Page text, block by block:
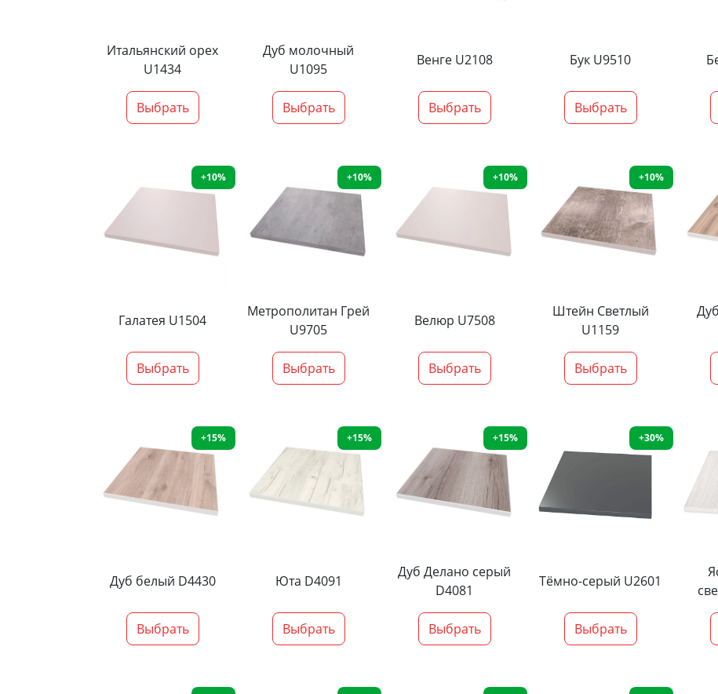
Итальянский орех
U1434
Выбрать
Дуб молочный
U1095
Выбрать
Венге U2108
Выбрать
Бук U9510
Выбрать
+10%
Галатея U1504
Выбрать
+10%
Метрополитан Грей
U9705
Выбрать
+10%
Велюр U7508
Выбрать
+10%
Штейн Светлый
U1159
Выбрать
+15%
Дуб белый D4430
Выбрать
+15%
Юта D4091
Выбрать
+15%
Дуб Делано серый
D4081
Выбрать
+30%
Тёмно-серый U2601
Выбрать